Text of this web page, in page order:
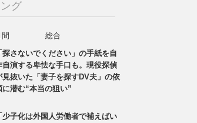
グ
間
総合
探さないでください」の手紙を自
自演する卑怯な手口も。現役探偵
見抜いた「妻子を探すDV夫」の依
に潜む“本当の狙い”
少子化は外国人労働者で補えばい